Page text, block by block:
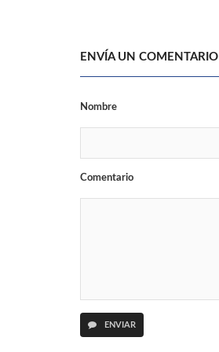
ENVÍA UN COMENTARIO
Nombre
Comentario
ENVIAR